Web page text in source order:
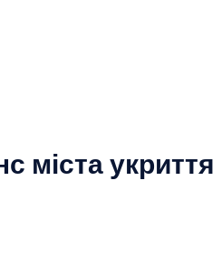
міста укриття